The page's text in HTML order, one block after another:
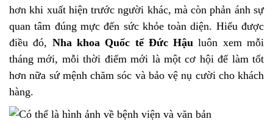
hơn khi xuất hiện trước người khác, mà còn phản ánh sự
quan tâm đúng mực đến sức khỏe toàn diện. Hiểu được
điều đó, Nha khoa Quốc tế Đức Hậu luôn xem mỗi
tháng mới, mỗi thời điểm mới là một cơ hội để làm tốt
hơn nữa sứ mệnh chăm sóc và bảo vệ nụ cười cho khách
hàng.